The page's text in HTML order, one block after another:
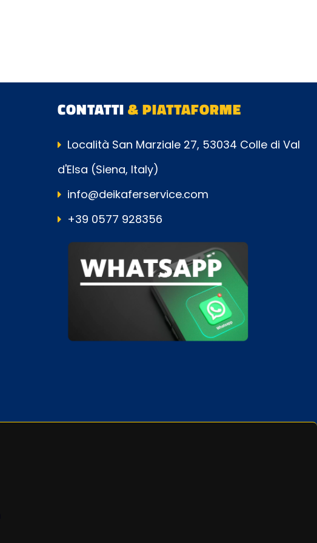
CONTATTI& PIATTAFORME
Località San Marziale 27, 53034 Colle di Val
d'Elsa (Siena, Italy)
info@deikaferservice.com
+39 0577 928356